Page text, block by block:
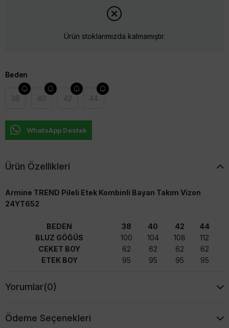
Ürün stoklarımızda kalmamıştır.
Beden
38 40 42 44
WhatsApp Destek
Ürün Özellikleri
Armine TREND Pileli Etek Kombinli Bayan Takım Vizon
24YT652
BEDEN 38 40 42
44
BLUZ GÖĞÜS
100 104 108
112
CEKET BOY
62 62 62
62
ETEK BOY
95 95 95 95
Yorumlar(0)
Ödeme Seçenekleri